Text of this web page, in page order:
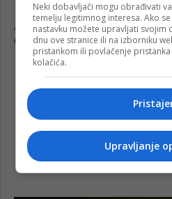
Neki dobavljači mogu obrađivati
temelju legitimnog interesa. Ako
nastavku možete upravljati svojim
dnu ove stranice ili na izborniku
pristankom ili povlačenje
kolačića.
Upravljanje